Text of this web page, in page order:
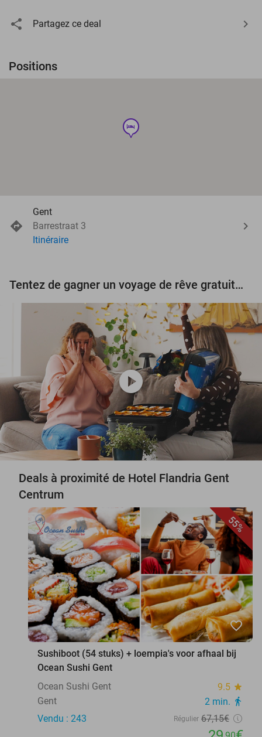
Partagez ce deal
Positions
hotel
Gent
Barrestraat 3
Itinéraire
Tentez de gagner un voyage de rêve gratuit d'une valeur de 3.000 € !
play_circle
Deals à proximité de Hotel Flandria Gent
Centrum
55%
favorite_border
Sushiboot (54 stuks) + loempia's voor afhaal bij
Ocean Sushi Gent
Ocean Sushi Gent
9.5 star
Gent 2 min. directions_walk
Vendu : 243 Régulier 67,15€